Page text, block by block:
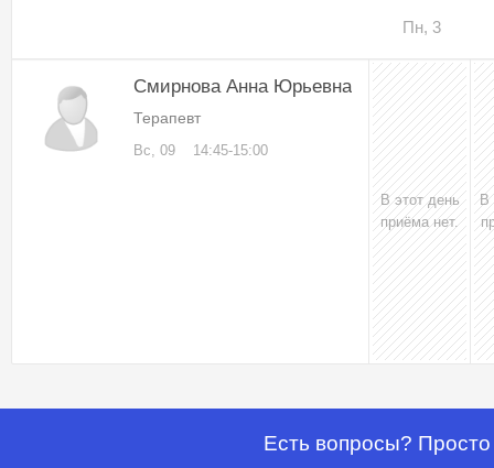
Пн, 3
Смирнова Анна Юрьевна
Терапевт
Вс, 09 14:45-15:00
В этот день
приёма нет.
В
Есть вопросы?